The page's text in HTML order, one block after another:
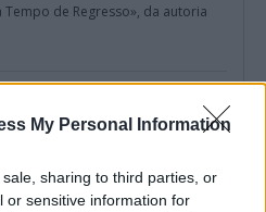
My Personal Information
sharing to third parties, or
or sensitive information for
de Regresso», da autoria